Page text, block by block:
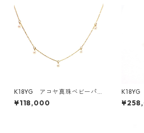
K18YG アコヤ真珠ベビーパ
ールネックレス 5ピース 3.
0－3.5ｍｍ（KR60932）
¥118,000
K18YG
ング（